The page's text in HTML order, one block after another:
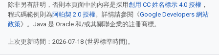
除非另有註明，否則本頁面中的內容是採用創用 CC 姓名標示 4.0 授權 ，
程式碼範例則為阿帕契 2.0 授權。詳情請參閱《Google Developers 網站
政策》。Java 是 Oracle 和/或其關聯企業的註冊商標。
上次更新時間：2026-07-18 (世界標準時間)。